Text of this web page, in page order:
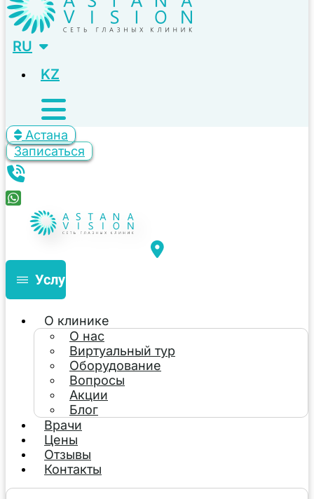
RU
KZ
Астана
Записаться
Услуги
О клинике
О нас
Виртуальный тур
Оборудование
Вопросы
Акции
Блог
Врачи
Цены
Отзывы
Контакты